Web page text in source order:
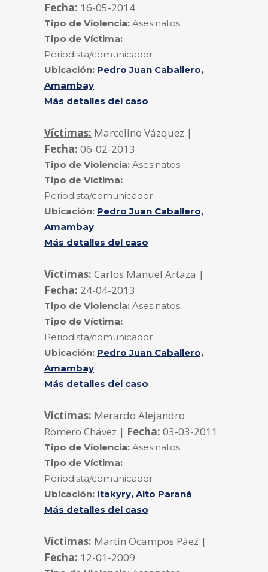
Fecha: 16-05-2014
Tipo de Violencia: Asesinatos
Tipo de Víctima:
Periodista/comunicador
Ubicación: Pedro Juan Caballero,
Amambay
Más detalles del caso
Víctimas: Marcelino Vázquez |
Fecha: 06-02-2013
Tipo de Violencia: Asesinatos
Tipo de Víctima:
Periodista/comunicador
Ubicación: Pedro Juan Caballero,
Amambay
Más detalles del caso
Víctimas: Carlos Manuel Artaza |
Fecha: 24-04-2013
Tipo de Violencia: Asesinatos
Tipo de Víctima:
Periodista/comunicador
Ubicación: Pedro Juan Caballero,
Amambay
Más detalles del caso
Víctimas: Merardo Alejandro
Romero Chávez | Fecha: 03-03-2011
Tipo de Violencia: Asesinatos
Tipo de Víctima:
Periodista/comunicador
Ubicación: Itakyry, Alto Paraná
Más detalles del caso
Víctimas: Martín Ocampos Páez |
Fecha: 12-01-2009